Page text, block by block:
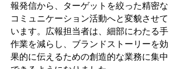
報発信から、ターゲットを絞った精密な
コミュニケーション活動へと変貌させて
います。広報担当者は、細部にわたる手
作業を減らし、ブランドストーリーを効
果的に伝えるための創造的な業務に集中